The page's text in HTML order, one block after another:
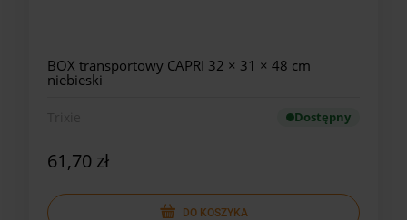
BOX transportowy CAPRI 32 × 31 × 48 cm
niebieski
Dostępny
61,70 zł
DO KOSZYKA